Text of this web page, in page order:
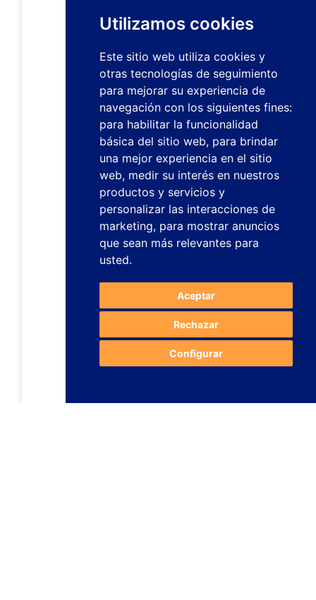
Utilizamos cookies
Este sitio web utiliza cookies y
otras tecnologías de seguimiento
para mejorar su experiencia de
navegación con los siguientes fines:
para habilitar la funcionalidad
básica del sitio web, para brindar
una mejor experiencia en el sitio
web, medir su interés en nuestros
productos y servicios y
personalizar las interacciones de
marketing, para mostrar anuncios
que sean más relevantes para
usted.
Aceptar
Rechazar
Configurar